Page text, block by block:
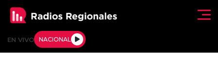
EN VIVO NACIONAL